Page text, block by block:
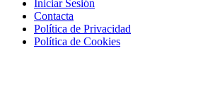
Iniciar Sesión
Contacta
Política de Privacidad
Política de Cookies